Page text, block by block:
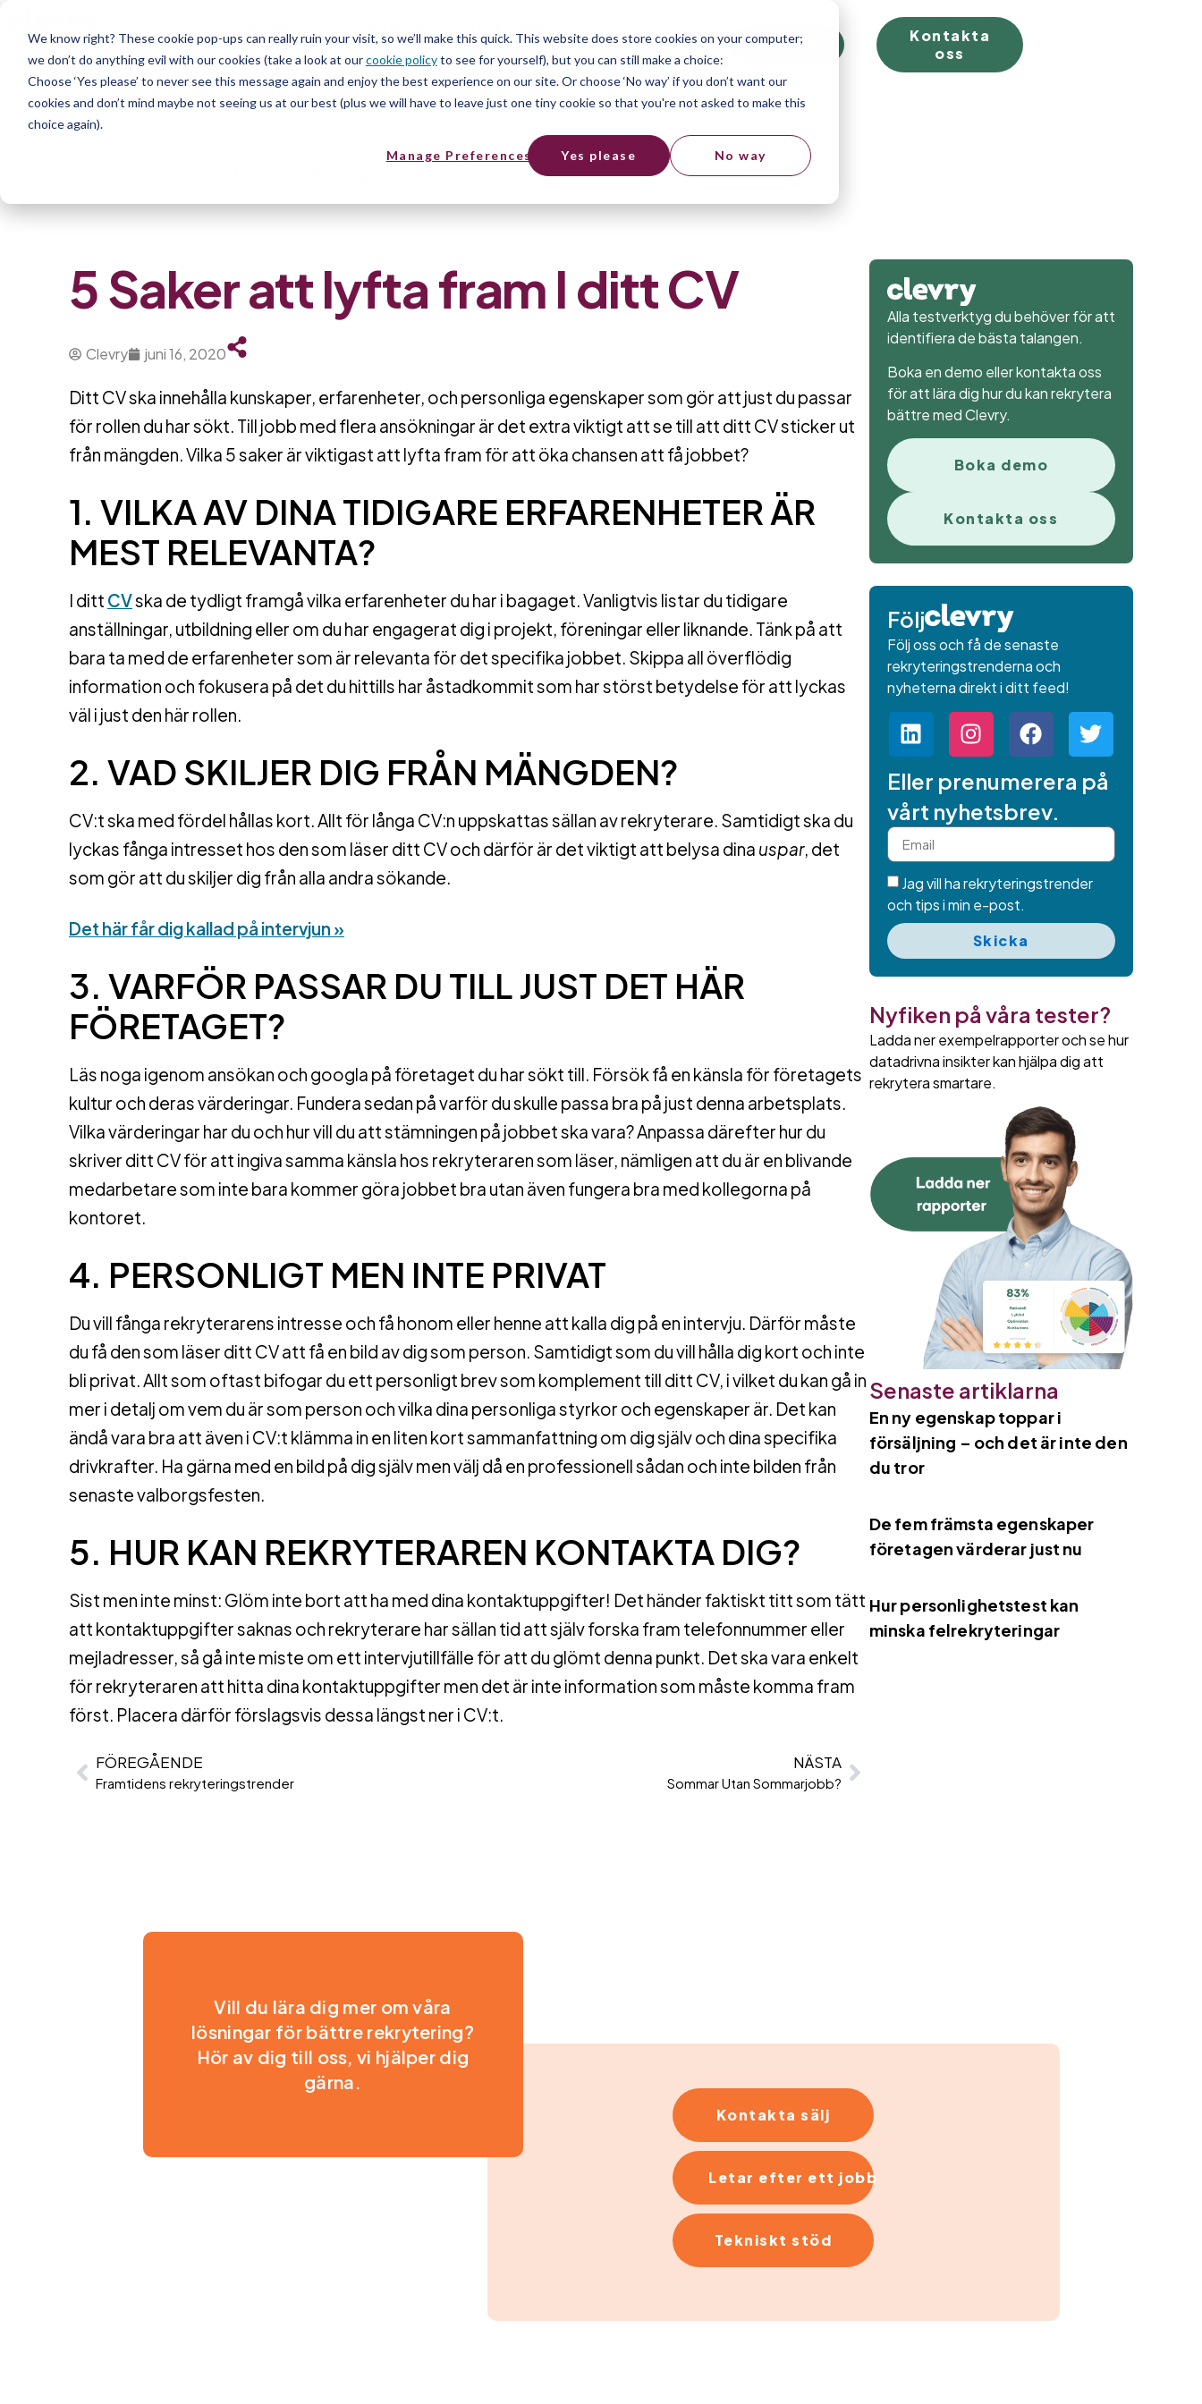
We know right? These cookie pop-ups can really ruin your visit, so we’ll make this quick. This website does store cookies on your computer;
we don’t do anything evil with our cookies (take a look at ourcookie policyto see for yourself), but you can still make a choice:
Choose ‘Yes please’ to never see this message again and enjoy the best experience on our site. Or choose ‘No way’ if you don’t want our
cookies and don’t mind maybe not seeing us at our best (plus we will have to leave just one tiny cookie so that you're not asked to make this
choice again).
Manage Preferences Yes please No way
Resurser
Free trial
Kontakta
oss
5 Saker att lyfta fram I ditt CV
Clevry juni 16, 2020
Ditt CV ska innehålla kunskaper, erfarenheter, och personliga egenskaper som gör att just du passar
för rollen du har sökt. Till jobb med flera ansökningar är det extra viktigt att se till att ditt CV sticker ut
från mängden. Vilka 5 saker är viktigast att lyfta fram för att öka chansen att få jobbet?
1. VILKA AV DINA TIDIGARE ERFARENHETER ÄR
MEST RELEVANTA?
I ditt CVska de tydligt framgå vilka erfarenheter du har i bagaget. Vanligtvis listar du tidigare
anställningar, utbildning eller om du har engagerat dig i projekt, föreningar eller liknande. Tänk på att
bara ta med de erfarenheter som är relevanta för det specifika jobbet. Skippa all överflödig
information och fokusera på det du hittills har åstadkommit som har störst betydelse för att lyckas
väl i just den här rollen.
2. VAD SKILJER DIG FRÅN MÄNGDEN?
CV:t ska med fördel hållas kort. Allt för långa CV:n uppskattas sällan av rekryterare. Samtidigt ska du
lyckas fånga intresset hos den som läser ditt CV och därför är det viktigt att belysa dina uspar, det
som gör att du skiljer dig från alla andra sökande.
Det här får dig kallad på intervjun »
3. VARFÖR PASSAR DU TILL JUST DET HÄR
FÖRETAGET?
Läs noga igenom ansökan och googla på företaget du har sökt till. Försök få en känsla för företagets
kultur och deras värderingar. Fundera sedan på varför du skulle passa bra på just denna arbetsplats.
Vilka värderingar har du och hur vill du att stämningen på jobbet ska vara? Anpassa därefter hur du
skriver ditt CV för att ingiva samma känsla hos rekryteraren som läser, nämligen att du är en blivande
medarbetare som inte bara kommer göra jobbet bra utan även fungera bra med kollegorna på
kontoret.
4. PERSONLIGT MEN INTE PRIVAT
Du vill fånga rekryterarens intresse och få honom eller henne att kalla dig på en intervju. Därför måste
du få den som läser ditt CV att få en bild av dig som person. Samtidigt som du vill hålla dig kort och inte
bli privat. Allt som oftast bifogar du ett personligt brev som komplement till ditt CV, i vilket du kan gå in
mer i detalj om vem du är som person och vilka dina personliga styrkor och egenskaper är. Det kan
ändå vara bra att även i CV:t klämma in en liten kort sammanfattning om dig själv och dina specifika
drivkrafter. Ha gärna med en bild på dig själv men välj då en professionell sådan och inte bilden från
senaste valborgsfesten.
5. HUR KAN REKRYTERAREN KONTAKTA DIG?
Sist men inte minst: Glöm inte bort att ha med dina kontaktuppgifter! Det händer faktiskt titt som tätt
att kontaktuppgifter saknas och rekryterare har sällan tid att själv forska fram telefonnummer eller
mejladresser, så gå inte miste om ett intervjutillfälle för att du glömt denna punkt. Det ska vara enkelt
för rekryteraren att hitta dina kontaktuppgifter men det är inte information som måste komma fram
först. Placera därför förslagsvis dessa längst ner i CV:t.
FÖREGÅENDE
Framtidens rekryteringstrender
NÄSTA
Sommar Utan Sommarjobb?
Alla testverktyg du behöver för att
identifiera de bästa talangen.
Boka en demo eller kontakta oss
för att lära dig hur du kan rekrytera
bättre med Clevry.
Boka demo
Kontakta oss
Följ
Följ oss och få de senaste
rekryteringstrenderna och
nyheterna direkt i ditt feed!
Eller prenumerera på
vårt nyhetsbrev.
Jag vill ha rekryteringstrender
och tips i min e-post.
Skicka
Nyfiken på våra tester?
Ladda ner exempelrapporter och se hur
datadrivna insikter kan hjälpa dig att
rekrytera smartare.
Senaste artiklarna
En ny egenskap toppar i
försäljning – och det är inte den
du tror
De fem främsta egenskaper
företagen värderar just nu
Hur personlighetstest kan
minska felrekryteringar
Vill du lära dig mer om våra
lösningar för bättre rekrytering?
Hör av dig till oss, vi hjälper dig
gärna.
Kontakta sälj
Letar efter ett jobb
Tekniskt stöd